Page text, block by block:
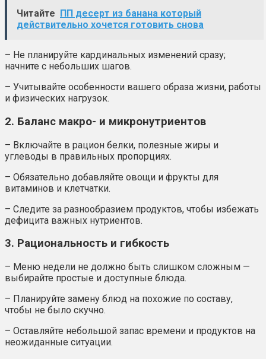
Читайте
ПП десерт из банана который
действительно хочется готовить снова
– Не планируйте кардинальных изменений сразу;
начните с небольших шагов.
– Учитывайте особенности вашего образа жизни, работы
и физических нагрузок.
2. Баланс макро- и микронутриентов
– Включайте в рацион белки, полезные жиры и
углеводы в правильных пропорциях.
– Обязательно добавляйте овощи и фрукты для
витаминов и клетчатки.
– Следите за разнообразием продуктов, чтобы избежать
дефицита важных нутриентов.
3. Рациональность и гибкость
– Меню недели не должно быть слишком сложным —
выбирайте простые и доступные блюда.
– Планируйте замену блюд на похожие по составу,
чтобы не было скучно.
– Оставляйте небольшой запас времени и продуктов на
неожиданные ситуации.